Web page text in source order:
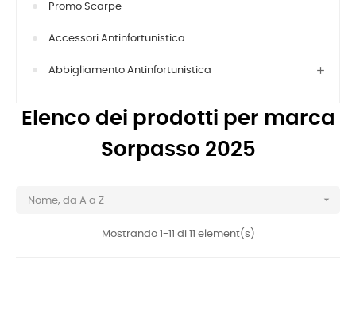
Promo Scarpe
Accessori Antinfortunistica
Abbigliamento Antinfortunistica
Elenco dei prodotti per marca
Sorpasso 2025
Nome, da A a Z 
Mostrando 1-11 di 11 element(s)